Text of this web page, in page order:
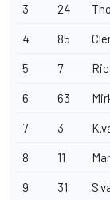
3 24
4 85
5 7
6 63
7 3
8 11
9 31